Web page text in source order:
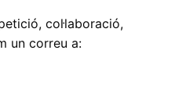
col·laboració,
un correu a: